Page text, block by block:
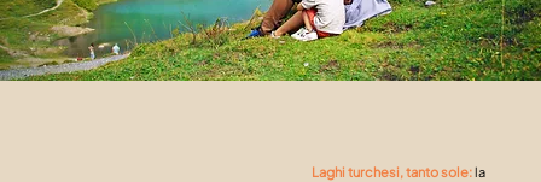
Laghi turchesi, tanto sole:la